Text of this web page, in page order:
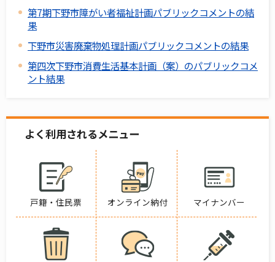
第7期下野市障がい者福祉計画パブリックコメントの結
果
下野市災害廃棄物処理計画パブリックコメントの結果
第四次下野市消費生活基本計画（案）のパブリックコメ
ント結果
よく利用されるメニュー
戸籍・住民票 オンライン納付 マイナンバー